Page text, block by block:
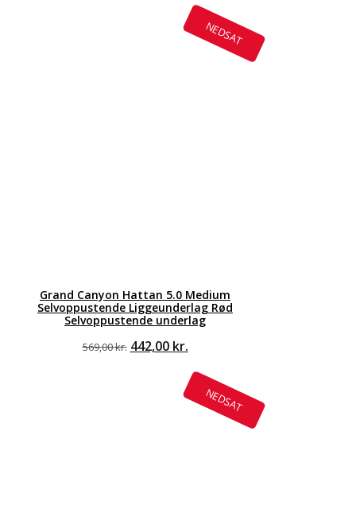
619,00 kr..
pris
486,00 kr..
NEDSAT
Grand Canyon Hattan 5.0 Medium
Selvoppustende Liggeunderlag Rød
Selvoppustende underlag
569,00kr. Den
569,00 kr..
442,00 kr.
pris
442,00 kr..
NEDSAT